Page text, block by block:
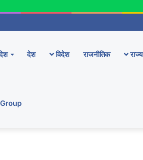
देश विदेश राजनीतिक राज्य